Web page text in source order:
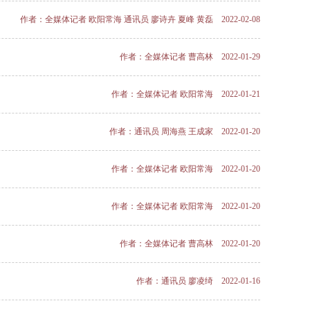
作者：全媒体记者 欧阳常海 通讯员 廖诗卉 夏峰 黄磊 2022-02-08
作者：全媒体记者 曹高林 2022-01-29
作者：全媒体记者 欧阳常海 2022-01-21
作者：通讯员 周海燕 王成家 2022-01-20
作者：全媒体记者 欧阳常海 2022-01-20
作者：全媒体记者 欧阳常海 2022-01-20
作者：全媒体记者 曹高林 2022-01-20
作者：通讯员 廖凌绮 2022-01-16